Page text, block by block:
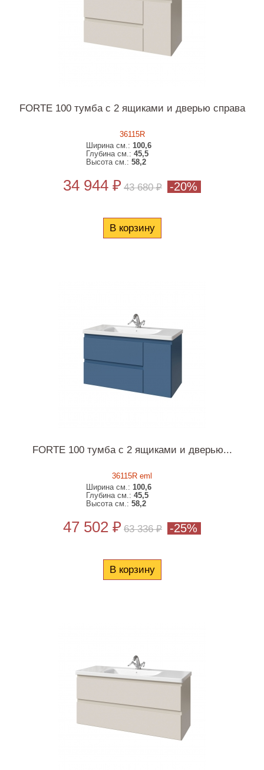
FORTE 100 тумба с 2 ящиками и дверью справа
36115R
Ширина см.:100,6
Глубина см.:45,5
Высота см.:58,2
34 944 ₽ 43 680 ₽ -20%
В корзину
FORTE 100 тумба с 2 ящиками и дверью...
36115R eml
Ширина см.:100,6
Глубина см.:45,5
Высота см.:58,2
47 502 ₽ 63 336 ₽ -25%
В корзину